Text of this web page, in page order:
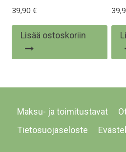
39,90 €
Lisää ostoskoriin
Maksu- ja toimitustavat
Tietosuojaseloste